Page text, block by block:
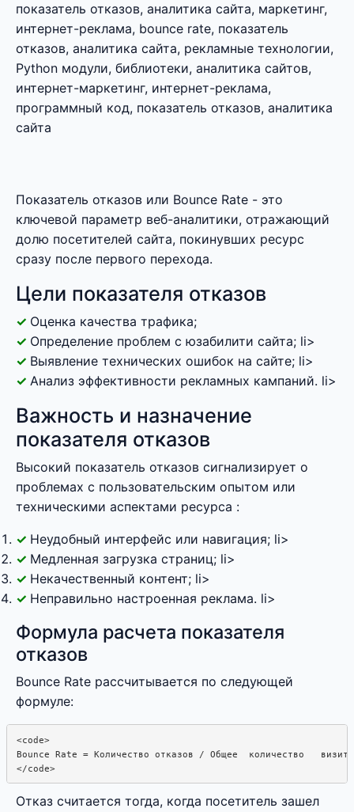
показатель отказов, аналитика сайта, маркетинг,
интернет-реклама, bounce rate, показатель
отказов, аналитика сайта, рекламные технологии,
Python модули, библиотеки, аналитика сайтов,
интернет-маркетинг, интернет-реклама,
программный код, показатель отказов, аналитика
сайта
Показатель отказов или Bounce Rate - это
ключевой параметр веб-аналитики, отражающий
долю посетителей сайта, покинувших ресурс
сразу после первого перехода.
Цели показателя отказов
Оценка качества трафика;
Определение проблем с юзабилити сайта; li>
Выявление технических ошибок на сайте; li>
Анализ эффективности рекламных кампаний. li>
Важность и назначение
показателя отказов
Высокий показатель отказов сигнализирует о
проблемах с пользовательским опытом или
техническими аспектами ресурса :
Неудобный интерфейс или навигация; li>
Медленная загрузка страниц; li>
Некачественный контент; li>
Неправильно настроенная реклама. li>
Формула расчета показателя
отказов
Bounce Rate рассчитывается по следующей
формуле:
<code>
Bounce Rate = Количество отказов / Общее  количество
</code>
Отказ считается тогда, когда посетитель зашел